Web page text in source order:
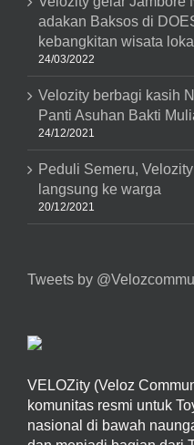
adakan Baksos di
kebangkitan wisata lokal
24/03/2022
Velozity berbagi kasih
Panti Asuhan Bakti
24/12/2021
Peduli Semeru,
langsung ke warga
20/12/2021
Tweets by
VELOZity (Veloz
komunitas resmi untuk
nasional di bawah